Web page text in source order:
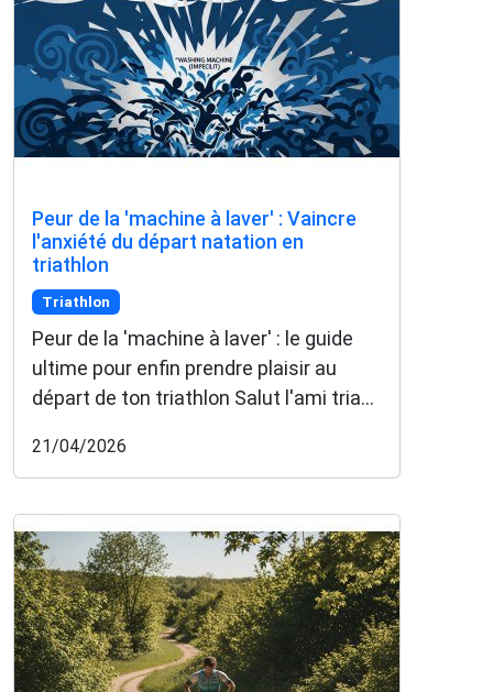
Peur de la 'machine à laver' : Vaincre
l'anxiété du départ natation en
triathlon
Triathlon
Peur de la 'machine à laver' : le guide
ultime pour enfin prendre plaisir au
départ de ton triathlon Salut l'ami tria...
21/04/2026